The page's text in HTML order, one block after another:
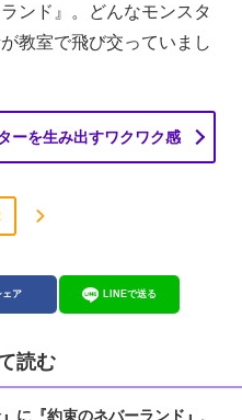
ンド』。どんなモンスタ
教室で飛び交っていまし
ーを生み出すワクワク感
ェア LINEで送る
読む
に『約束のネバーランド』、